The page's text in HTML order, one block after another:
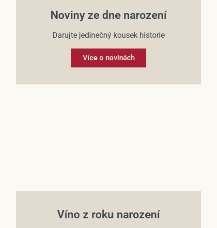
Noviny ze dne narození
Darujte jedinečný kousek historie
Více o novinách
Víno z roku narození